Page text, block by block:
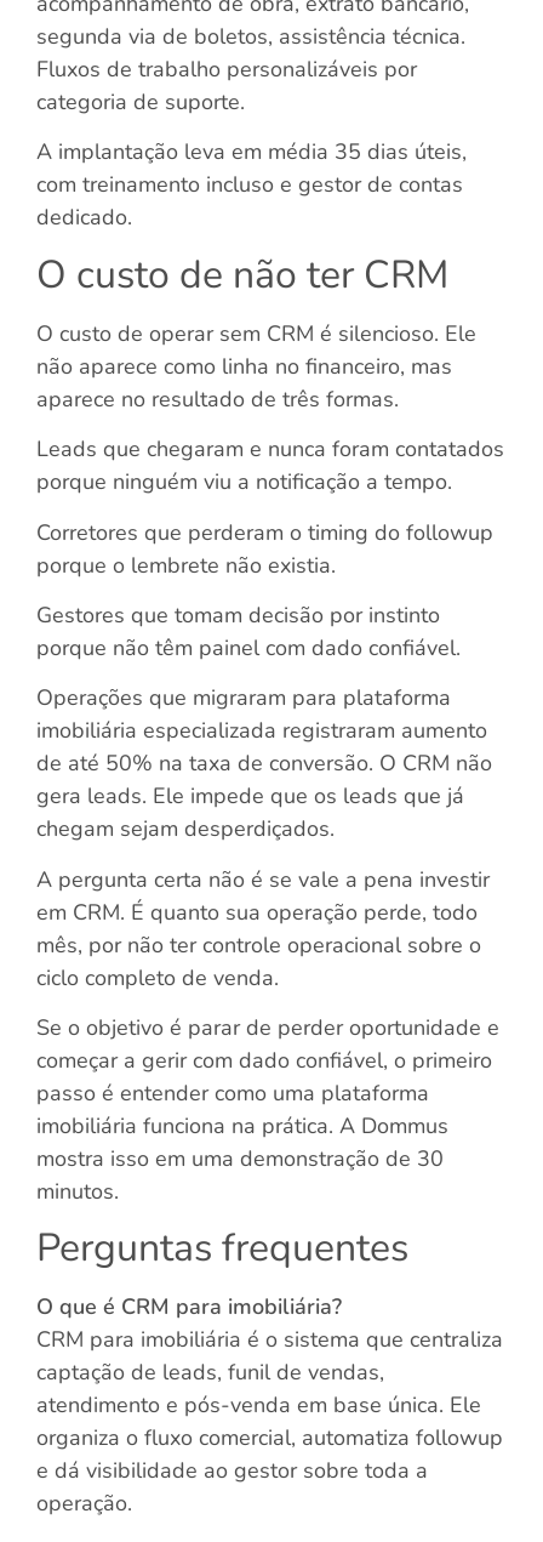
segunda via de boletos, assistência técnica.
Fluxos de trabalho personalizáveis por
categoria de suporte.
A implantação leva em média 35 dias úteis,
com treinamento incluso e gestor de contas
dedicado.
O custo de não ter CRM
O custo de operar sem CRM é silencioso. Ele
não aparece como linha no financeiro, mas
aparece no resultado de três formas.
Leads que chegaram e nunca foram contatados
porque ninguém viu a notificação a tempo.
Corretores que perderam o timing do followup
porque o lembrete não existia.
Gestores que tomam decisão por instinto
porque não têm painel com dado confiável.
Operações que migraram para plataforma
imobiliária especializada registraram aumento
de até 50% na taxa de conversão. O CRM não
gera leads. Ele impede que os leads que já
chegam sejam desperdiçados.
A pergunta certa não é se vale a pena investir
em CRM. É quanto sua operação perde, todo
mês, por não ter controle operacional sobre o
ciclo completo de venda.
Se o objetivo é parar de perder oportunidade e
começar a gerir com dado confiável, o primeiro
passo é entender como uma plataforma
imobiliária funciona na prática. A Dommus
mostra isso em uma demonstração de 30
minutos.
Perguntas frequentes
O que é CRM para imobiliária?
CRM para imobiliária é o sistema que centraliza
captação de leads, funil de vendas,
atendimento e pós-venda em base única. Ele
organiza o fluxo comercial, automatiza followup
e dá visibilidade ao gestor sobre toda a
operação.